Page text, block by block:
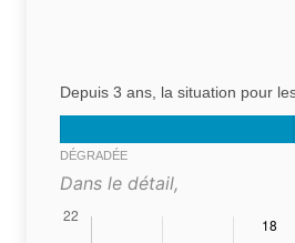
Depuis 3 ans, la situation pour les
DÉGRADÉE
Dans le détail,